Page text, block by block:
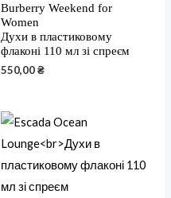
Burberry Weekend for
Women
Духи в пластиковому
флаконі 110 мл зі спреєм
550,00₴